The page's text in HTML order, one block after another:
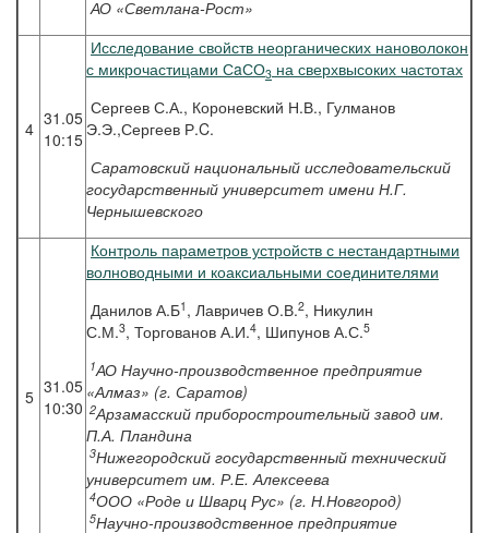
АО «Светлана-Рост»
4 31.05
10:15
Исследование свойств неорганических нановолокон
с микрочастицами СaСО3 на сверхвысоких частотах
Сергеев С.А., Короневский Н.В., Гулманов
Э.Э.,Сергеев Р.C.
Саратовский национальный исследовательский
государственный университет имени Н.Г.
Чернышевского
5 31.05
10:30
Контроль параметров устройств с нестандартными
волноводными и коаксиальными соединителями
Данилов А.Б1 , Лавричев О.В.2, Никулин
С.М.3, Торгованов А.И.4, Шипунов А.С.5
1АО Научно-производственное предприятие
«Алмаз» (г. Саратов)
2Арзамасский приборостроительный завод им.
П.А. Пландина
3Нижегородский государственный технический
университет им. Р.Е. Алексеева
4ООО «Роде и Шварц Рус» (г. Н.Новгород)
5Научно-производственное предприятие